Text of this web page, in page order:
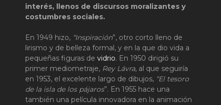
interés, llenos de discursos moralizantes y
costumbres sociales.
En 1949 hizo, “Inspiración”, otro corto lleno de
lirismo y de belleza formal, y en la que dio vida a
pequeñas figuras de vidrio. En 1950 dirigió su
primer mediometraje, Rey Lávra, al que seguiría
en 1953, el excelente largo de dibujos, “El tesoro
de la isla de los pájaros”. En 1955 hace una
también una película innovadora en la animación